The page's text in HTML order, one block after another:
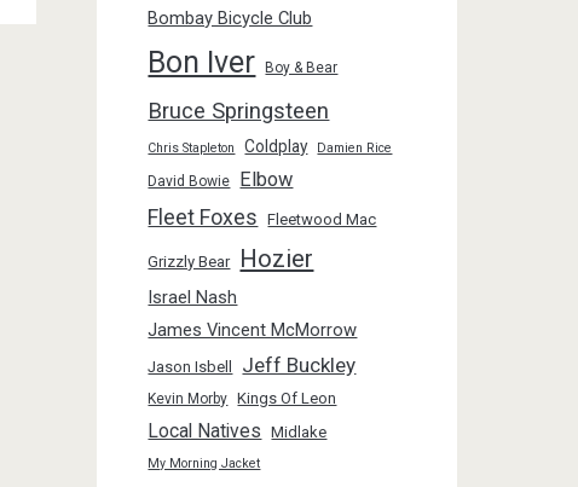
Bombay Bicycle Club
Bon Iver Boy & Bear
Bruce Springsteen
Chris Stapleton Coldplay Damien Rice
David Bowie Elbow
Fleet Foxes Fleetwood Mac
Grizzly Bear Hozier
Israel Nash
James Vincent McMorrow
Jason Isbell Jeff Buckley
Kevin Morby Kings Of Leon
Local Natives Midlake
My Morning Jacket